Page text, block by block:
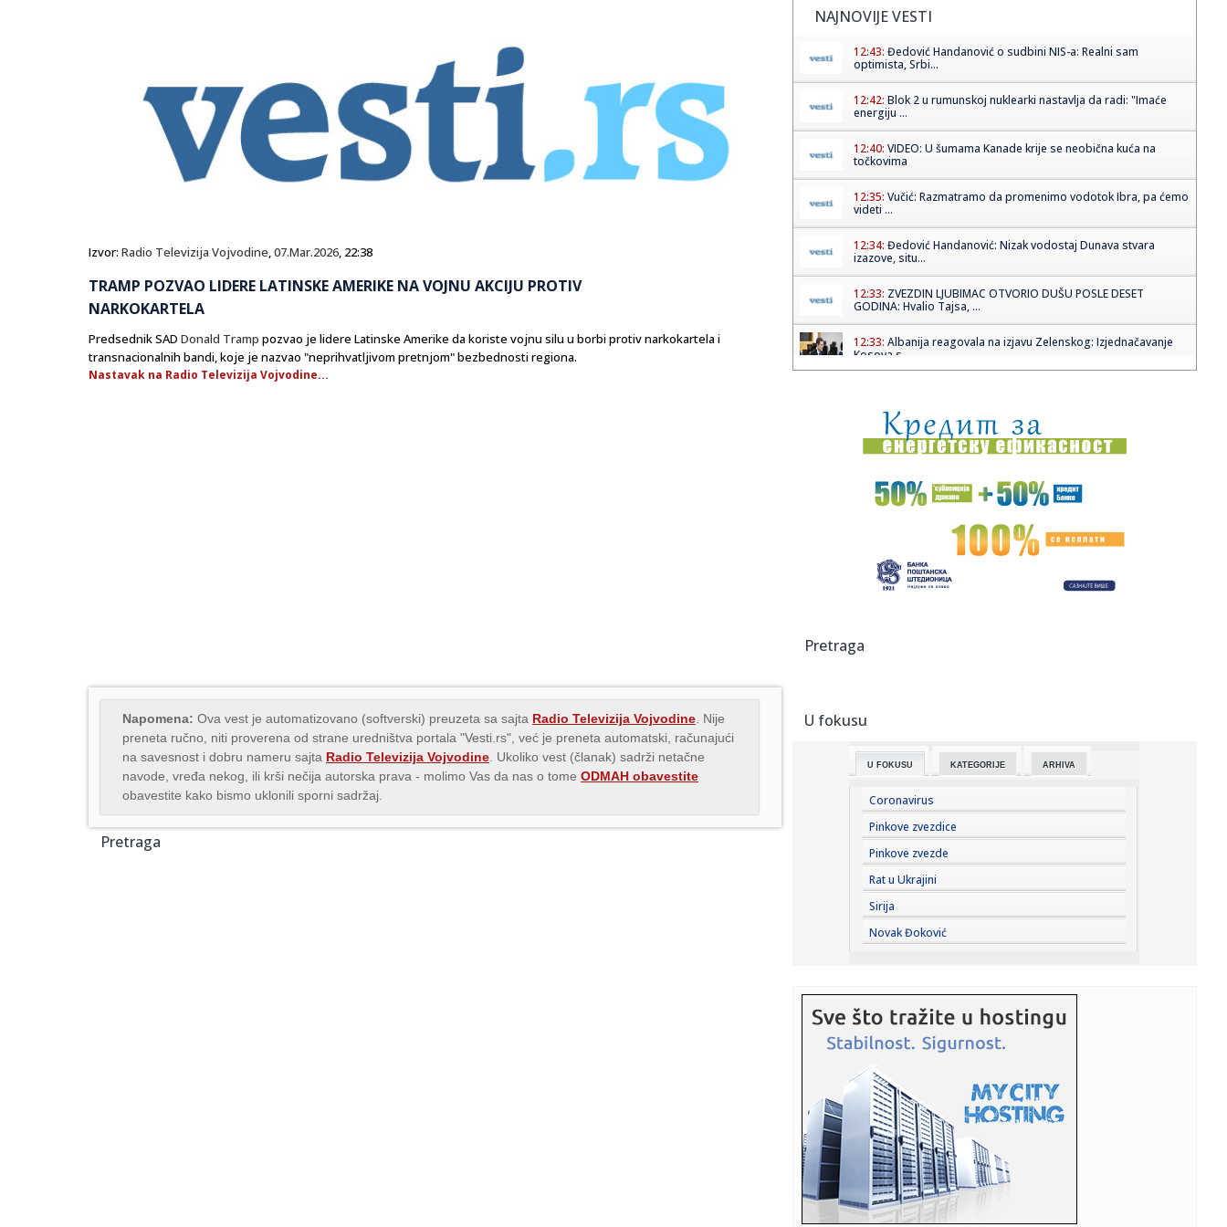
Izvor: Radio Televizija Vojvodine,07.Mar.2026, 22:38
TRAMP POZVAO LIDERE LATINSKE AMERIKE NA VOJNU AKCIJU PROTIV
NARKOKARTELA
Predsednik SAD Donald Tramp pozvao je lidere Latinske Amerike da koriste vojnu silu u borbi protiv narkokartela i
transnacionalnih bandi, koje je nazvao "neprihvatljivom pretnjom" bezbednosti regiona.
Nastavak na Radio Televizija Vojvodine...
Napomena: Ova vest je automatizovano (softverski) preuzeta sa sajta Radio Televizija Vojvodine . Nije
preneta ručno, niti proverena od strane uredništva portala "Vesti.rs", već je preneta automatski, računajući
na savesnost i dobru nameru sajta Radio Televizija Vojvodine . Ukoliko vest (članak) sadrži netačne
navode, vređa nekog, ili krši nečija autorska prava - molimo Vas da nas o tome ODMAH obavestite
obavestite kako bismo uklonili sporni sadržaj.
Pretraga
NAJNOVIJE VESTI
12:43: Đedović Handanović o sudbini NIS-a: Realni sam
optimista, Srbi...
12:42: Blok 2 u rumunskoj nuklearki nastavlja da radi: "Imaće
energiju ...
12:40: VIDEO: U šumama Kanade krije se neobična kuća na
točkovima
12:35: Vučić: Razmatramo da promenimo vodotok Ibra, pa ćemo
videti ...
12:34: Đedović Handanović: Nizak vodostaj Dunava stvara
izazove, situ...
12:33: ZVEZDIN LJUBIMAC OTVORIO DUŠU POSLE DESET
GODINA: Hvalio Tajsa, ...
12:33: Albanija reagovala na izjavu Zelenskog: Izjednačavanje
Kosova s ...
12:30:Novo upozorenje RHMZ: Neka se spremi ovaj deo Srbije,
danas ih ...
12:30:VIDEO: Novi AI četbot zapravo je jedan premoreni čovek
koji ru...
Šta su Crnogorci za patrijarha Porfirija?
12:22:Vučić: "Hvala vatrogascima, stambena naselja nisu
snimanje saobra...
12:15:
12:15:
Dani pred Novosađanima sunčani: Maksimalna
12:15:Rale više nije mogao da ćuti! Posle Aninog napada na
Jelenu Rad...
12:14:Setting puder je trenutno najkorisniji proizvod u neseseru,
a ovi...
12:14:Drama na aerodromu u Sidneju: Avioni se zamalo sudarili
(VIDEO)
12:14: Banjaluka daje po 100 KM za svakog prvačića
12:14:
zaplesa...
12:14:Nissan uči od Kineza: Razvoj novog automobila sada traje
upola k...
12:13:"Ne sviđa mi se napad na trans zajednicu"
12:12:Renovirali su kuhinju, pa naletjeli na bogatstvo vrijedno
Pretraga
U fokusu
U FOKUSU KATEGORIJE ARHIVA
Coronavirus
Pinkove zvezdice
Pinkove zvezde
Rat u Ukrajini
Sirija
Novak Đoković